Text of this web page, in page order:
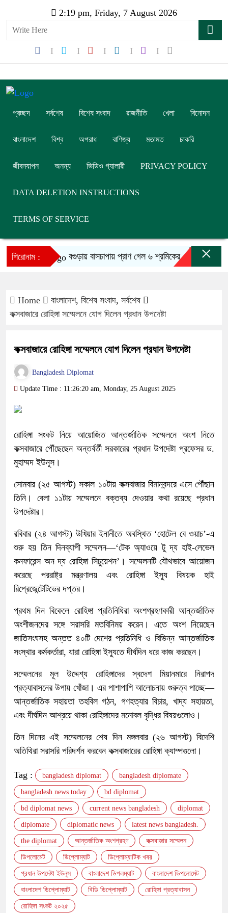
2:19 pm, Friday, 7 August 2026
প্রচ্ছদ সর্বশেষ বিশেষ সংবাদ রাজনীতি খেলা বিনোদন
বাংলাদেশ বিশ্ব অপরাধ বাণিজ্য মতামত চাকরি
জীবনযাপন অনন্য ভিডিও গ্যালারী PRIVACY POLICY
DATA DELETION INSTRUCTIONS
TERMS OF SERVICE
শিরোনাম : বগুড়ায় বাসচাপায় প্রাণ গেল ৬ শ্রমিকের আজ
×
Home বাংলাদেশ, বিশেষ সংবাদ, সর্বশেষ
কক্সবাজারে রোহিঙ্গা সম্মেলনে যোগ দিলেন প্রধান উপদেষ্টা
কক্সবাজারে রোহিঙ্গা সম্মেলনে যোগ দিলেন প্রধান উপদেষ্টা
Bangladesh Diplomat
Update Time : 11:26:20 am, Monday, 25 August 2025
রোহিঙ্গা সংকট নিয়ে আয়োজিত আন্তর্জাতিক সম্মেলনে অংশ নিতে
কক্সবাজারে পৌঁছেছেন অন্তর্বর্তী সরকারের প্রধান উপদেষ্টা প্রফেসর ড.
মুহাম্মদ ইউনূস।
সোমবার (২৫ আগস্ট) সকাল ১০টায় কক্সবাজার বিমানবন্দরে এসে পৌঁছান
তিনি। বেলা ১১টায় সম্মেলনে বক্তব্য দেওয়ার কথা রয়েছে প্রধান
উপদেষ্টার।
রবিবার (২৪ আগস্ট) উখিয়ার ইনানীতে অবস্থিত ‘হোটেল বে ওয়াচ’-এ
শুরু হয় তিন দিনব্যাপী সম্মেলন—‘টেক অ্যাওয়ে টু দ্য হাই-লেভেল
কনফারেন্স অন দ্য রোহিঙ্গা সিচুয়েশন’। সম্মেলনটি যৌথভাবে আয়োজন
করেছে পররাষ্ট্র মন্ত্রণালয় এবং রোহিঙ্গা ইস্যু বিষয়ক হাই
রিপ্রেজেন্টেটিভের দপ্তর।
প্রথম দিন বিকেলে রোহিঙ্গা প্রতিনিধিরা অংশগ্রহণকারী আন্তর্জাতিক
অংশীজনদের সঙ্গে সরাসরি মতবিনিময় করেন। এতে অংশ নিয়েছেন
জাতিসংঘসহ অন্তত ৪০টি দেশের প্রতিনিধি ও বিভিন্ন আন্তর্জাতিক
সংস্থার কর্মকর্তারা, যারা রোহিঙ্গা ইস্যুতে দীর্ঘদিন ধরে কাজ করছেন।
সম্মেলনের মূল উদ্দেশ্য রোহিঙ্গাদের স্বদেশ মিয়ানমারে নিরাপদ
প্রত্যাবাসনের উপায় খোঁজা। এর পাশাপাশি আলোচনায় গুরুত্ব পাচ্ছে—
আন্তর্জাতিক সহায়তা তহবিল গঠন, গণহত্যার বিচার, খাদ্য সহায়তা,
এবং দীর্ঘদিন আশ্রয়ে থাকা রোহিঙ্গাদের মনোবল বৃদ্ধির বিষয়গুলোও।
তিন দিনের এই সম্মেলনের শেষ দিন মঙ্গলবার (২৬ আগস্ট) বিদেশি
অতিথিরা সরাসরি পরিদর্শন করবেন কক্সবাজারের রোহিঙ্গা ক্যাম্পগুলো।
Tag : bangladesh diplomat bangladesh diplomate
bangladesh news today bd diplomat
bd diplomat news current news bangladesh diplomat
diplomate diplomatic news latest news bangladesh.
the diplomat আন্তর্জাতিক অংশগ্রহণ কক্সবাজার সম্মেলন
ডিপলোমেট ডিপ্লোম্যাট ডিপ্লোম্যাটিক খবর
প্রধান উপদেষ্টা ইউনূস বাংলাদেশ ডিপলম্যাট বাংলাদেশ ডিপলোমেট
বাংলাদেশ ডিপ্লোম্যাট বিডি ডিপ্লোম্যাট রোহিঙ্গা প্রত্যাবাসন
রোহিঙ্গা সংকট ২০২৫